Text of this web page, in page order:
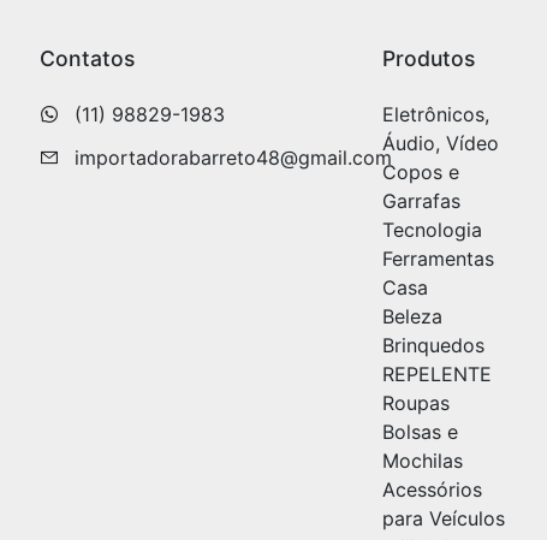
Contatos
(11) 98829-1983
importadorabarreto48@gmail.com
Produtos
Eletrônicos,
Áudio, Vídeo
Copos e
Garrafas
Tecnologia
Ferramentas
Casa
Beleza
Brinquedos
REPELENTE
Roupas
Bolsas e
Mochilas
Acessórios
para Veículos